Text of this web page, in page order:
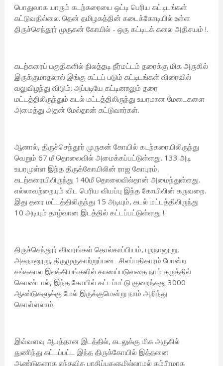
பொதுவாக யாரும் கடற்கரையை ஒட்டி பெரிய கட்டிடங்கள்
கட்டுவதில்லை. தென் தமிழகத்தின் கடைக்கோடியில் உள்ள
திருச்செந்தூர் முருகன் கோயில் - ஒரு கட்டிடக் கலை அதிசயம் !.
கடற்கரைப் பகுதிகளில் நிலத்தடி நீர்மட்டம் தரைக்கு மிக அருகில்
இருக்குமாதலால் இங்கு கட்டப் படும் கட்டிடங்கள் விரைவில்
வலுவிழந்து விடும். அப்படியே கட்டினாலும் தரை
மட்டத்திலிருந்தும் கடல் மட்டத்திலிருந்து உயரமான மேடைகளை
அமைத்து அதன் மேல்தான் கட்டுவார்கள்.
ஆனால், திருச்செந்தூர் முருகன் கோயில் கடற்கரையிலிருந்து
வெறும் 67 மீ தொலைவில் அமைக்கப்பட்டுள்ளது. 133 அடி
உயரமுள்ள இந்த திருக்கோயிலின் ராஜ கோபுரம்,
கடற்கரையிலிருந்து 140மீ தொலைவில்தான் அமைந்துள்ளது.
எல்லாவற்றையும் விட பெரிய வியப்பு இந்த கோயிலின் கருவறை.
இது தரை மட்டத்திலிருந்து 15 அடியும், கடல் மட்டத்திலிருந்து
10 அடியும் தாழ்வான இடத்தில் கட்டப்பட்டுள்ளது !.
திருச்செந்தூர் விவரங்கள் தொல்காப்பியம், புறநானூறு,
அகநானூறு, திருமுருகாற்றுப்படை சிலப்பதிகாரம் போன்ற
சங்ககால இலக்கியங்களில் காணப்படுவதை நாம் கருத்தில்
கொண்டால், இந்த கோயில் கட்டப்பட்டு குறைந்தது 3000
ஆண்டுகளுக்கு மேல் இருக்குமென்று நாம் அறிந்து
கொள்ளலாம்.
இவ்வளவு ஆபத்தான இடத்தில், கடலுக்கு மிக அருகில்
துணிந்து கட்டப்பட்ட இந்த திருக்கோயில் இத்தனை
ஆண்டுகளாக எந்தவித பாதிப்புகளுமில்லாமல் கம்பீரமாக